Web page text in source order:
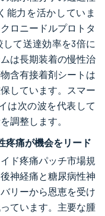
能力を活かしていま
ロニードルプロトタ
て送達効率を3倍に
は長期装着の慢性治
含有接着剤シートは
しています。スマー
は次の波を代表して
調整します。
疼痛が機会をリード
ド疼痛パッチ市場規
神経痛と糖尿病性神
リーから恩恵を受け
ています。主要な腫